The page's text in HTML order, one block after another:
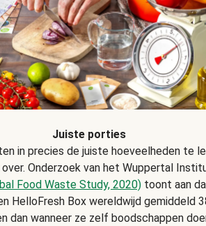
Juiste porties
in precies de juiste hoeveelheden te
Onderzoek van het Wuppertal
Food Waste Study, 2020) toont aan
HelloFresh Box wereldwijd gemiddeld
dan wanneer ze zelf boodschappen